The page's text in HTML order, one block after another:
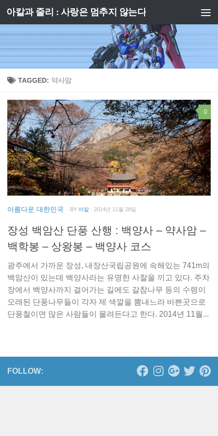
Skip to content
아칼과 줄리 : 사랑은 멈추지 않는다
TAGGED: 약사암
0
아름다운 대한민국 · BY 아칼 · 2014년 11월 28일
장성 백암산 단풍 산행 : 백양사 – 약사암 –
백학봉 – 상왕봉 – 백양사 코스
광주에서 가까운 장성, 내장산국립공원에 속해있는 741m의
백암산이 있는데 백양사라는 유명한 사찰을 끼고 있다. 주차
장에서 백양사까지 걸어가는 길에도 갈참나무 등의 수령이
오래된 단풍나무들이 각자 제 색깔을 뽐내느라 바쁜곳으로
단풍철이면 많은 사람들이 몰려든다고 한다. 2014년 11월...
FOLLOW: